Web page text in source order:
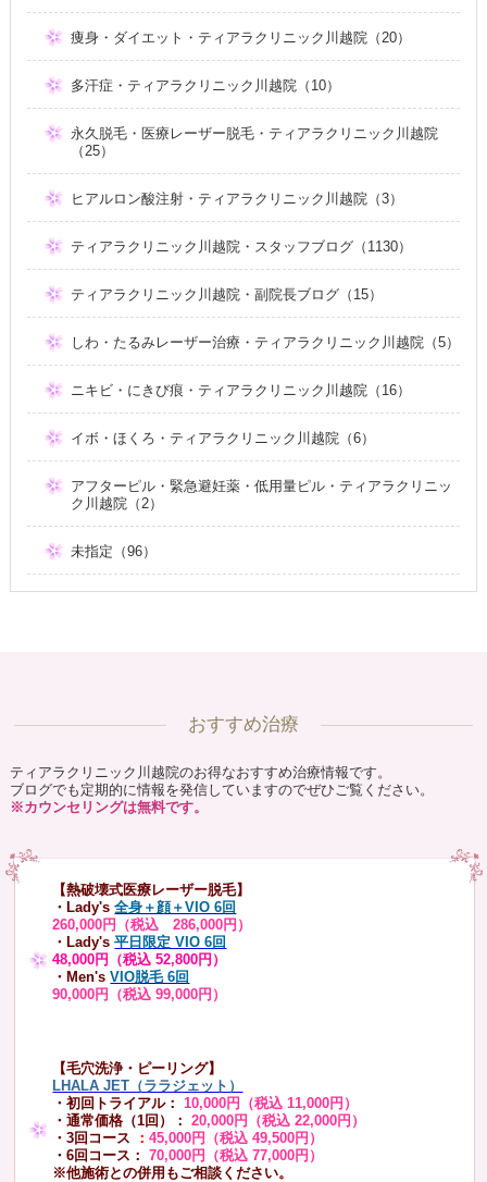
痩身・ダイエット・ティアラクリニック川越院（20）
多汗症・ティアラクリニック川越院（10）
永久脱毛・医療レーザー脱毛・ティアラクリニック川越院
（25）
ヒアルロン酸注射・ティアラクリニック川越院（3）
ティアラクリニック川越院・スタッフブログ（1130）
ティアラクリニック川越院・副院長ブログ（15）
しわ・たるみレーザー治療・ティアラクリニック川越院（5）
ニキビ・にきび痕・ティアラクリニック川越院（16）
イボ・ほくろ・ティアラクリニック川越院（6）
アフターピル・緊急避妊薬・低用量ピル・ティアラクリニッ
ク川越院（2）
未指定（96）
おすすめ治療
ティアラクリニック川越院のお得なおすすめ治療情報です。
ブログでも定期的に情報を発信していますのでぜひご覧ください。
※カウンセリングは無料です。
【熱破壊式医療レーザー脱毛】
・Lady's 全身＋顔＋VIO 6回
260,000円（税込 286,000円）
・Lady's平日限定 VIO 6回
48,000円（税込 52,800円）
・Men's VIO脱毛 6回
90,000円（税込 99,000円）
【毛穴洗浄・ピーリング】
LHALA JET（ララジェット）
・初回トライアル：10,000円（税込 11,000円）
・通常価格（1回）：
20,000円（税込 22,000円）
・3回コース ：45,000円（税込 49,500円）
・6回コース：
70,000円（税込 77,000円）
※他施術との併用もご相談ください。